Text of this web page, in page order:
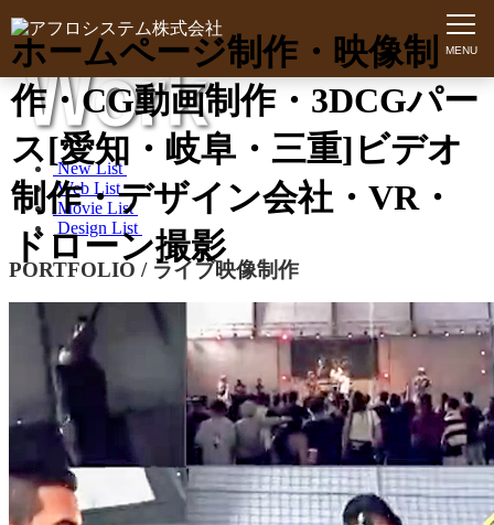
ホームページ制作・映像制
作・CG動画制作・3DCGパー
ス[愛知・岐阜・三重]ビデオ
制作・デザイン会社・VR・
ドローン撮影
New List
Web List
Movie List
Design List
PORTFOLIO / ライブ映像制作